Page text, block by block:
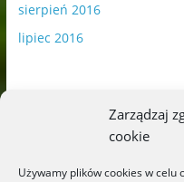
Zarządzaj
cookie
Używamy plików cookies w
sierpień 2016
lipiec 2016